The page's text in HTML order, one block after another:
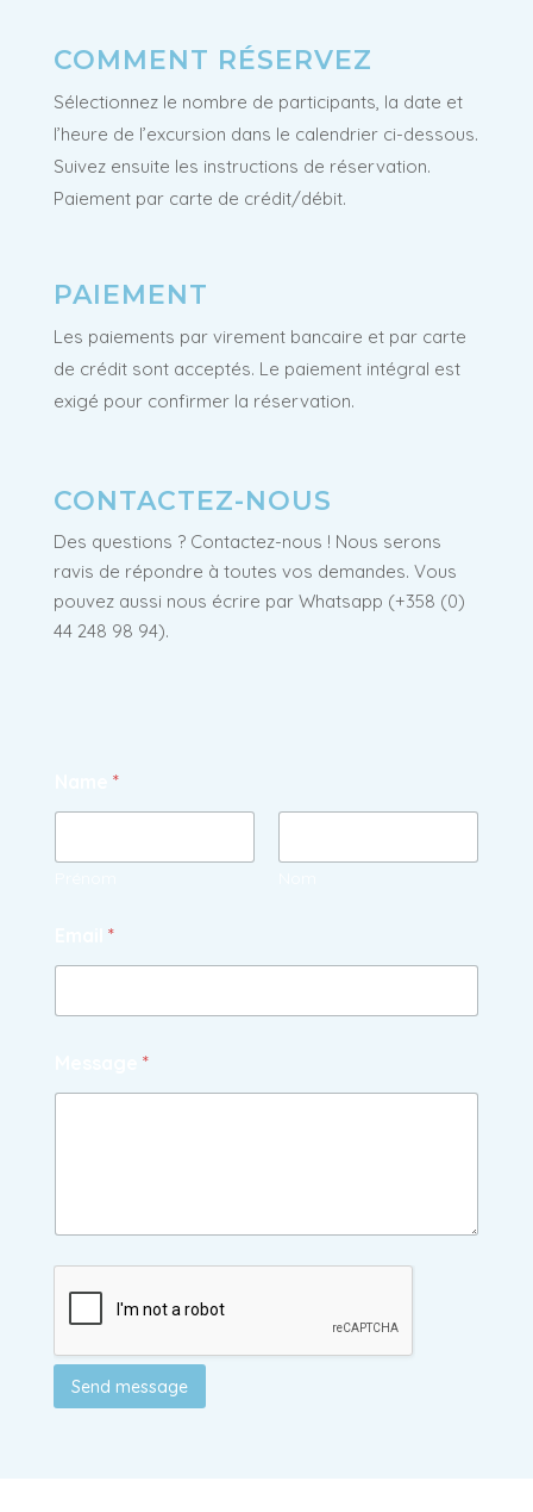
COMMENT RÉSERVEZ
Sélectionnez le nombre de participants, la date et
l’heure de l’excursion dans le calendrier ci-dessous.
Suivez ensuite les instructions de réservation.
Paiement par carte de crédit/débit.
PAIEMENT
Les paiements par virement bancaire et par carte
de crédit sont acceptés. Le paiement intégral est
exigé pour confirmer la réservation.
CONTACTEZ-NOUS
Des questions ? Contactez-nous ! Nous serons
ravis de répondre à toutes vos demandes. Vous
pouvez aussi nous écrire par Whatsapp (+358 (0)
44 248 98 94).
*
*
*
Send message